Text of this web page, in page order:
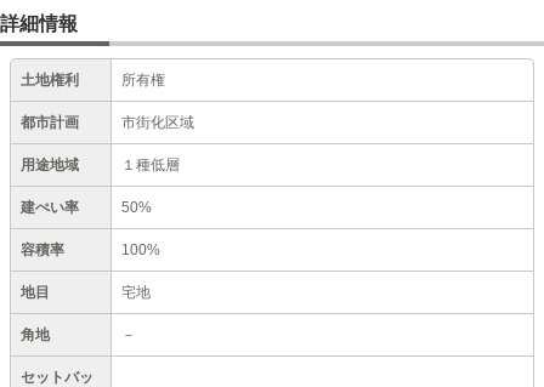
詳細情報
土地権利 所有権
都市計画 市街化区域
用途地域 １種低層
建ぺい率 50%
容積率 100%
地目 宅地
角地 －
セットバッ